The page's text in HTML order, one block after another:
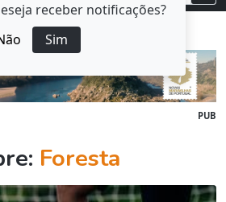
receber notificações?
Sim
PUB
Foresta